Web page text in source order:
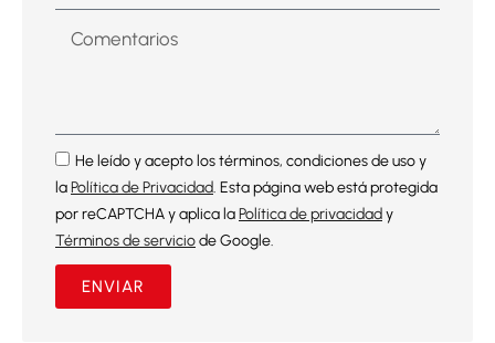
He leído y acepto los términos, condiciones de uso y
laPolítica de Privacidad. Esta página web está protegida
por reCAPTCHA y aplica laPolítica de privacidady
Términos de serviciode Google.
ENVIAR